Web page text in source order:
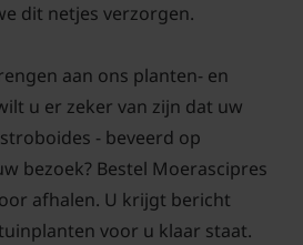
dit netjes verzorgen.
aan ons planten- en
u er zeker van zijn dat uw
- beveerd op
bezoek? Bestel Moerascipres
afhalen. U krijgt bericht
voor u klaar staat.